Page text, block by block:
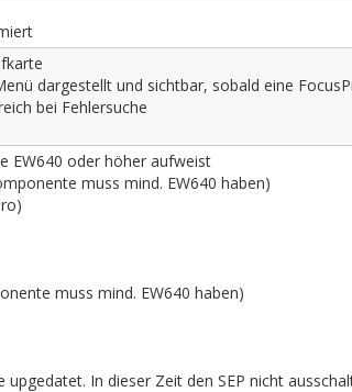
dargestellt und sichtbar, sobald eine
bei Fehlersuche
EW640 oder höher aufweist
muss mind. EW640 haben)
muss mind. EW640 haben)
In dieser Zeit den SEP nicht